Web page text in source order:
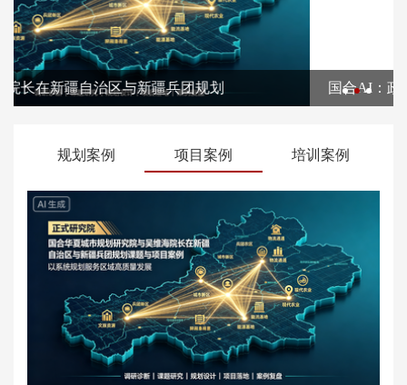
国合AI：政企本地部署全链AI智能服务系统
规划案例 项目案例 培训案例